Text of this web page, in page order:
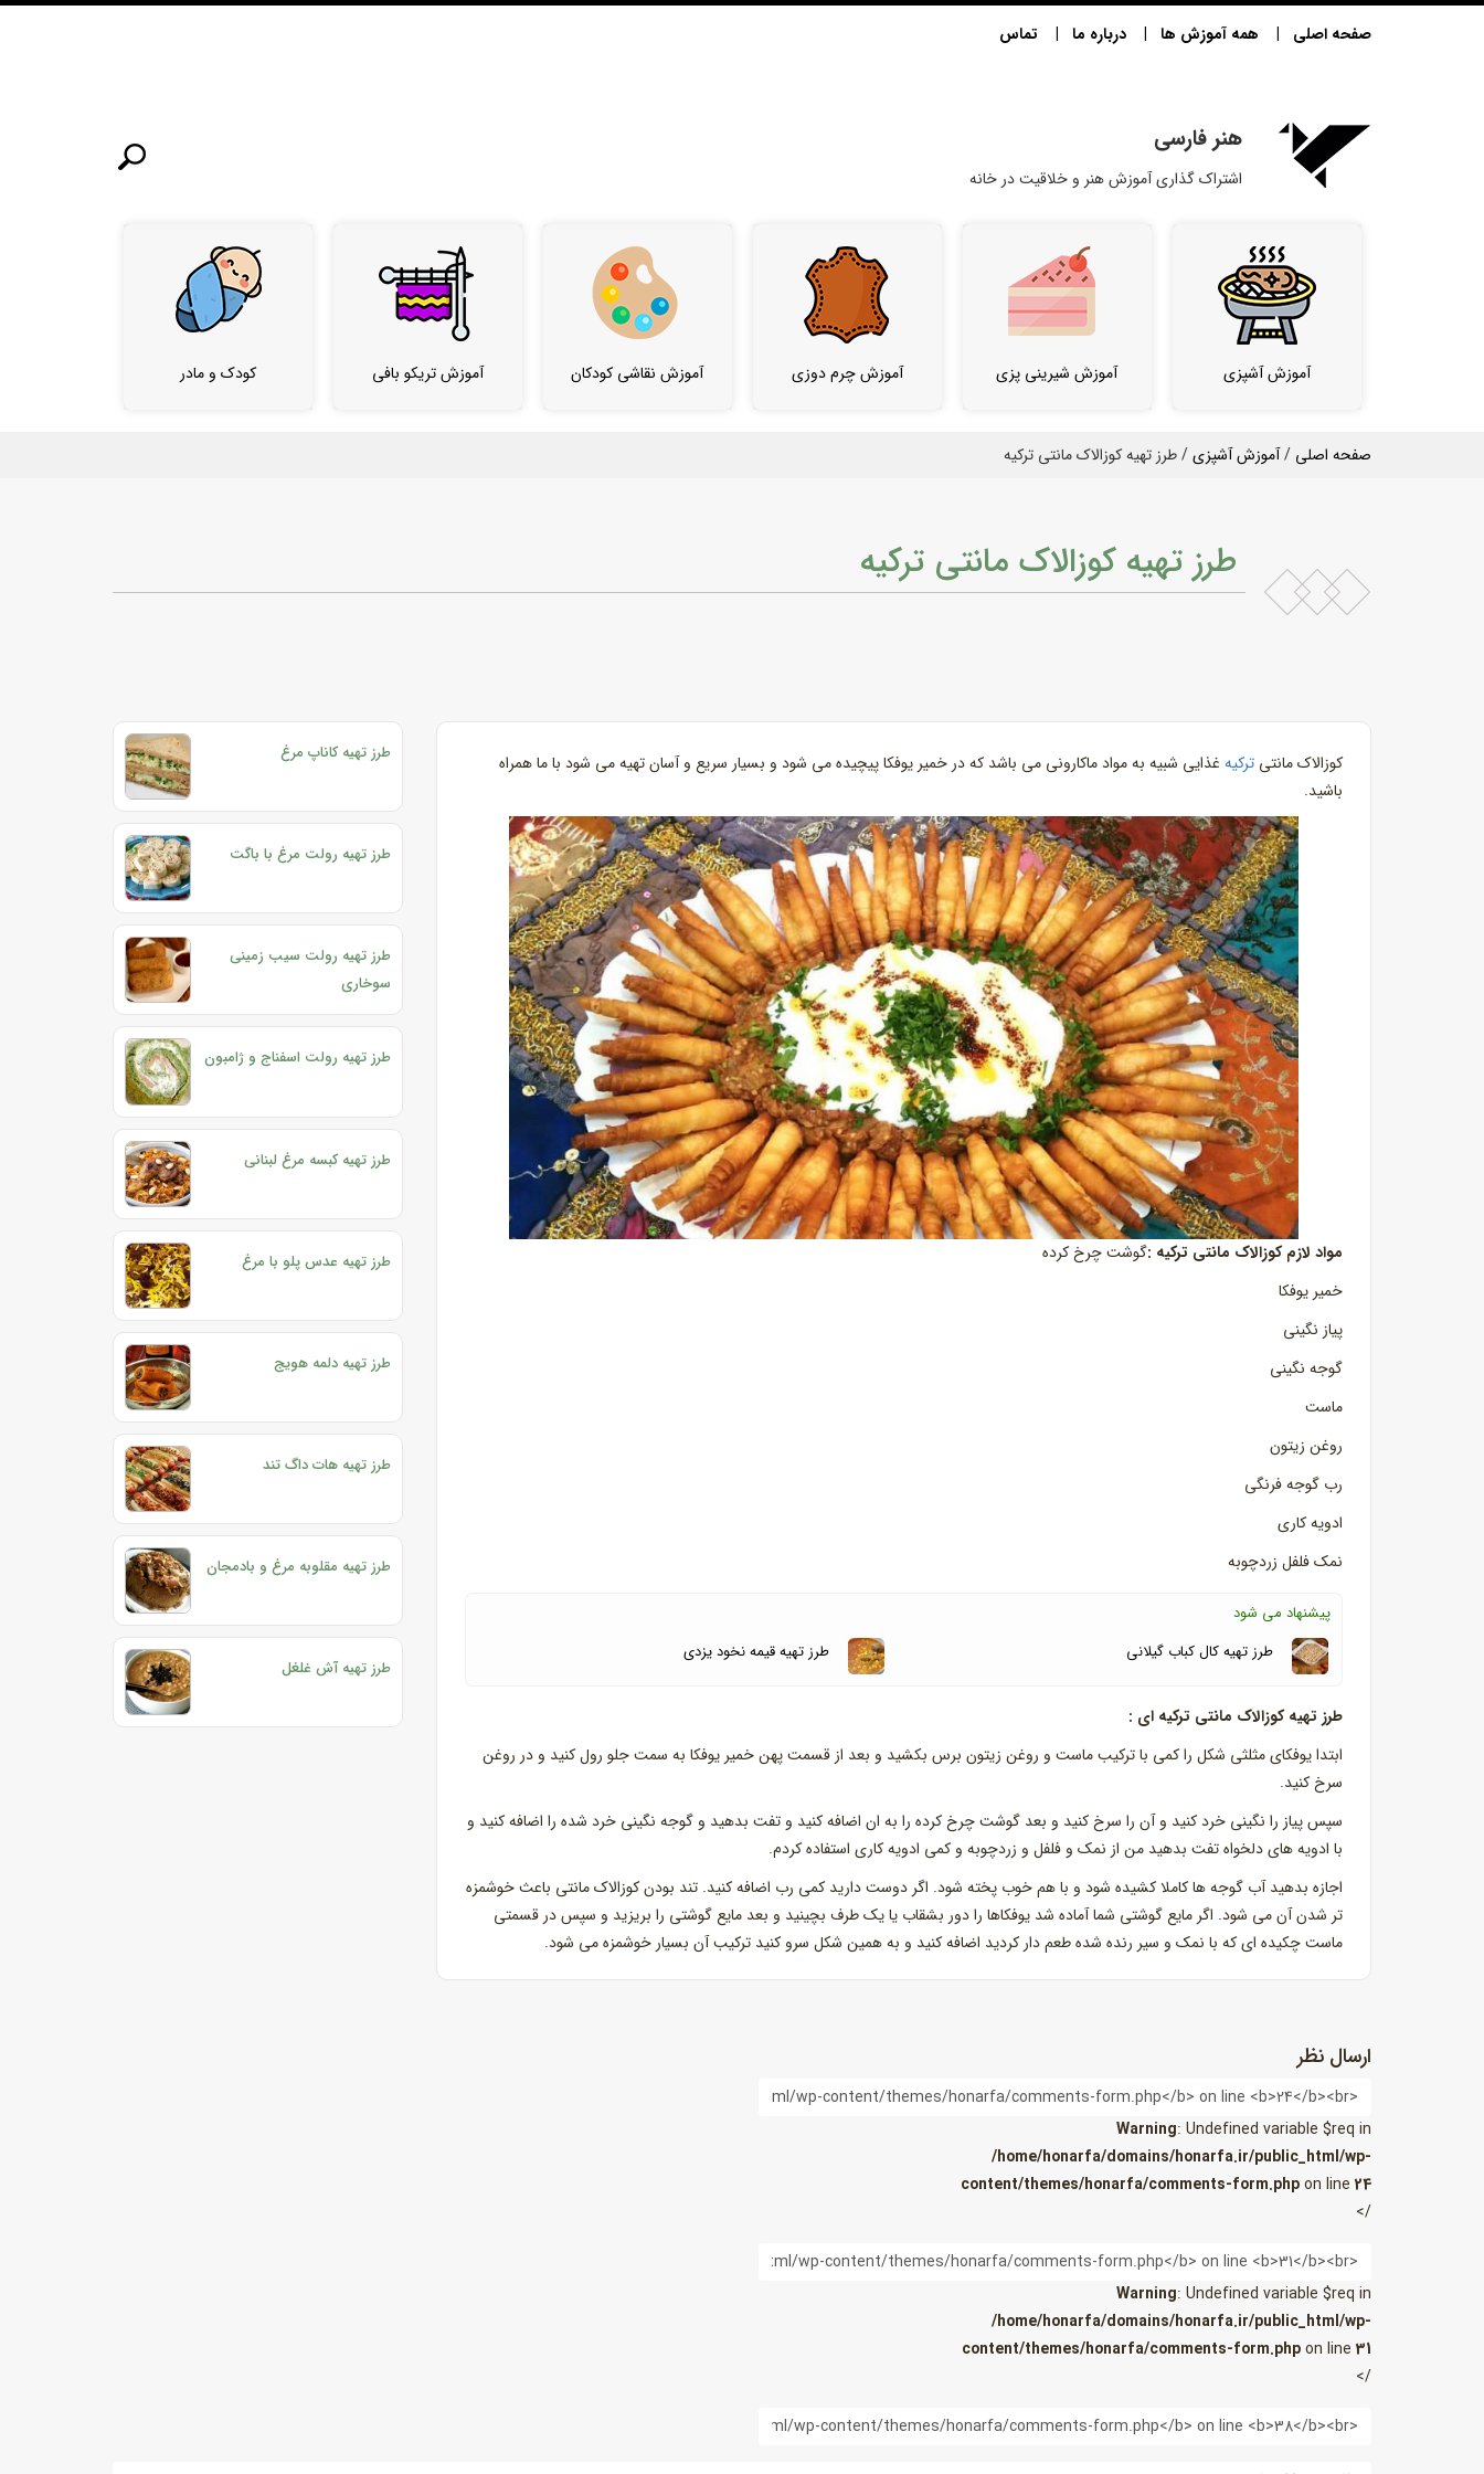
صفحه اصلی همه آموزش ها درباره ما تماس
هنر فارسی
اشتراک گذاری آموزش هنر و خلاقیت در خانه
آموزش آشپزی آموزش شیرینی پزی آموزش چرم دوزی آموزش نقاشی کودکان آموزش تریکو بافی کودک و مادر
صفحه اصلی /آموزش آشپزی/ طرز تهیه کوزالاک مانتی ترکیه
طرز تهیه کوزالاک مانتی ترکیه
کوزالاک مانتی ترکیه غذایی شبیه به مواد ماکارونی می باشد که در خمیر یوفکا پیچیده می شود و بسیار سریع و آسان تهیه می شود با ما همراه
باشید.
مواد لازم کوزالاک مانتی ترکیه :گوشت چرخ کرده
خمیر یوفکا
پیاز نگینی
گوجه نگینی
ماست
روغن زیتون
رب گوجه فرنگی
ادویه کاری
نمک فلفل زردچوبه
پیشنهاد می شود
طرز تهیه کال کباب گیلانی
طرز تهیه قیمه نخود یزدی
طرز تهیه کوزالاک مانتی ترکیه ای :
ابتدا یوفکای مثلثی شکل را کمی با ترکیب ماست و روغن زیتون برس بکشید و بعد از قسمت پهن خمیر یوفکا به سمت جلو رول کنید و در روغن
سرخ کنید.
سپس پیاز را نگینی خرد کنید و آن را سرخ کنید و بعد گوشت چرخ کرده را به ان اضافه کنید و تفت بدهید و گوجه نگینی خرد شده را اضافه کنید و
با ادویه های دلخواه تفت بدهید من از نمک و فلفل و زردچوبه و کمی ادویه کاری استفاده کردم.
اجازه بدهید آب گوجه ها کاملا کشیده شود و با هم خوب پخته شود. اگر دوست دارید کمی رب اضافه کنید. تند بودن کوزالاک مانتی باعث خوشمزه
تر شدن آن می شود. اگر مایع گوشتی شما آماده شد یوفکاها را دور بشقاب یا یک طرف بچینید و بعد مایع گوشتی را بریزید و سپس در قسمتی
ماست چکیده ای که با نمک و سیر رنده شده طعم دار کردید اضافه کنید و به همین شکل سرو کنید ترکیب آن بسیار خوشمزه می شود.
طرز تهیه کاناپ مرغ
طرز تهیه رولت مرغ با باگت
طرز تهیه رولت سیب زمینی
سوخاری
طرز تهیه رولت اسفناج و ژامبون
طرز تهیه کبسه مرغ لبنانی
طرز تهیه عدس پلو با مرغ
طرز تهیه دلمه هویج
طرز تهیه هات داگ تند
طرز تهیه مقلوبه مرغ و بادمجان
طرز تهیه آش غلغل
ارسال نظر
Warning: Undefined variable $req in
/home/honarfa/domains/honarfa.ir/public_html/wp-
content/themes/honarfa/comments-form.phpon line24
/>
ایمیل
Warning: Undefined variable $req in
/home/honarfa/domains/honarfa.ir/public_html/wp-
content/themes/honarfa/comments-form.phpon line31
/>